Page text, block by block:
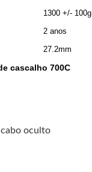
1300 +/- 100g
2 anos
27.2mm
cascalho 700C
oculto